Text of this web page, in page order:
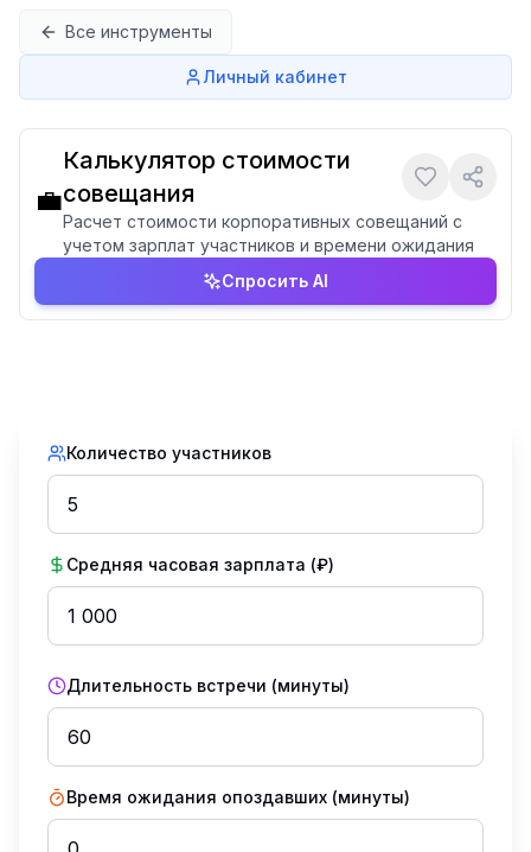
Все инструменты
Личный кабинет
💼
Калькулятор стоимости
совещания
Расчет стоимости корпоративных совещаний с
учетом зарплат участников и времени ожидания
Спросить AI
Количество участников
Средняя часовая зарплата (₽)
Длительность встречи (минуты)
Время ожидания опоздавших (минуты)